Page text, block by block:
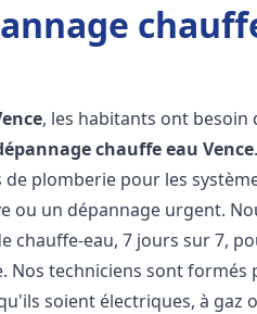
, les habitants ont
chauffe eau Vence
plomberie pour les
ou un dépannage urgent.
chauffe-eau, 7 jours sur 7,
Nos techniciens sont
soient électriques, à gaz